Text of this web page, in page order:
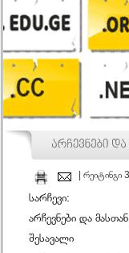
| რეიტინგი 3
სარჩევი:
არჩევნები და მასთან
შესავალი